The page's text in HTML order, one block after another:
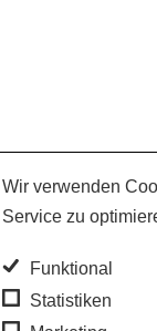
Wir verwenden
Service zu
Funktional
Statistiken